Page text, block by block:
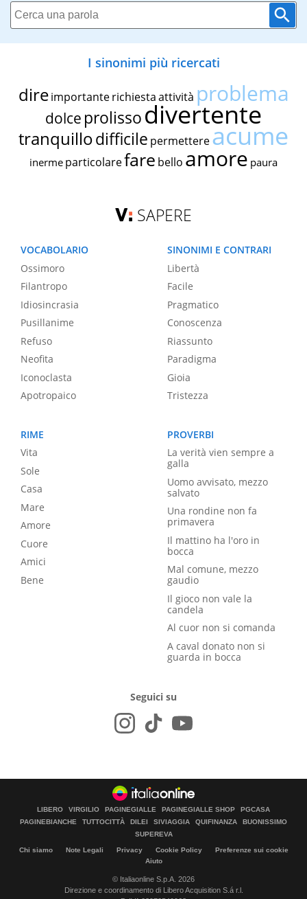
I sinonimi più ricercati
dire importante richiestaattività problema
dolce prolissodivertente
tranquillodifficile permettereacume
inerme particolarefare bello amore paura
SAPERE
VOCABOLARIO
Ossimoro
Filantropo
Idiosincrasia
Pusillanime
Refuso
Neofita
Iconoclasta
Apotropaico
SINONIMI E CONTRARI
Libertà
Facile
Pragmatico
Conoscenza
Riassunto
Paradigma
Gioia
Tristezza
RIME
Vita
Sole
Casa
Mare
Amore
Cuore
Amici
Bene
PROVERBI
La verità vien sempre a
galla
Uomo avvisato, mezzo
salvato
Una rondine non fa
primavera
Il mattino ha l'oro in
bocca
Mal comune, mezzo
gaudio
Il gioco non vale la
candela
Al cuor non si comanda
A caval donato non si
guarda in bocca
Seguici su
LIBERO VIRGILIO PAGINEGIALLE PAGINEGIALLE SHOP
PGCASA
PAGINEBIANCHE
TUTTOCITTÀ DILEI SIVIAGGIA QUIFINANZA
BUONISSIMO
SUPEREVA
Chi siamo Note Legali Privacy Cookie Policy
Preferenze sui cookie
Aiuto
© Italiaonline S.p.A. 2026
Direzione e coordinamento di Libero Acquisition S.á r.l.